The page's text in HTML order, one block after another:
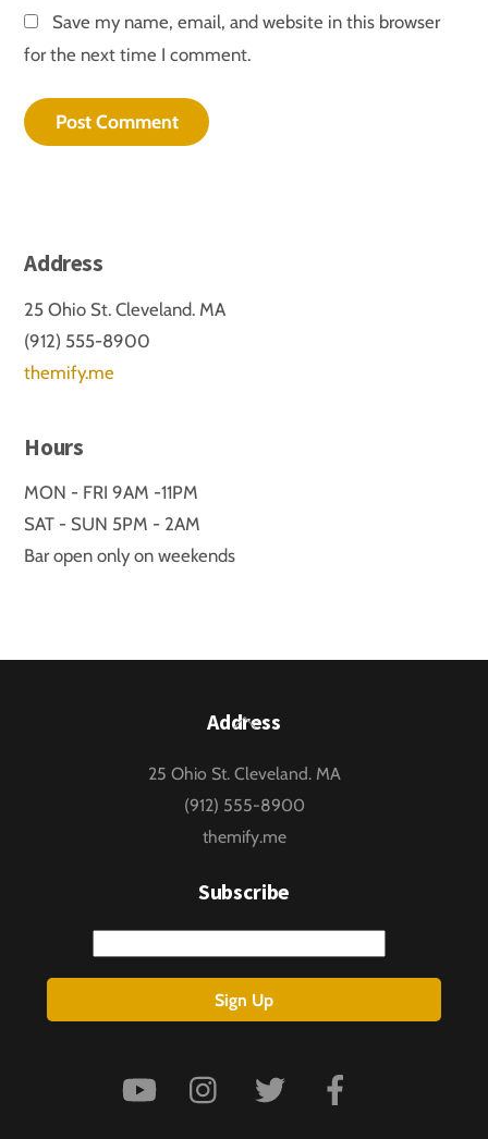
Save my name, email, and website in this browser
for the next time I comment.
Address
25 Ohio St. Cleveland. MA
(912) 555-8900
themify.me
Hours
MON - FRI 9AM -11PM
SAT - SUN 5PM - 2AM
Bar open only on weekends
Back
Top
Address
25 Ohio St. Cleveland. MA
(912) 555-8900
themify.me
Subscribe
Sign Up
YouTube Instagram Twitter